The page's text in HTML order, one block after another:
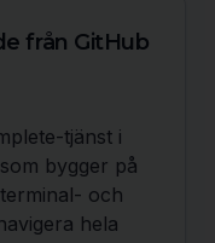
från GitHub
tjänst i
bygger på
och
hela